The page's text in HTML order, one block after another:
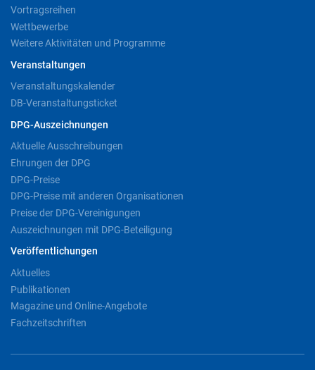
Vortragsreihen
Wettbewerbe
Weitere Aktivitäten und Programme
Veranstaltungen
Veranstaltungskalender
DB-Veranstaltungsticket
DPG-Auszeichnungen
Aktuelle Ausschreibungen
Ehrungen der DPG
DPG-Preise
DPG-Preise mit anderen Organisationen
Preise der DPG-Vereinigungen
Auszeichnungen mit DPG-Beteiligung
Veröffentlichungen
Aktuelles
Publikationen
Magazine und Online-Angebote
Fachzeitschriften